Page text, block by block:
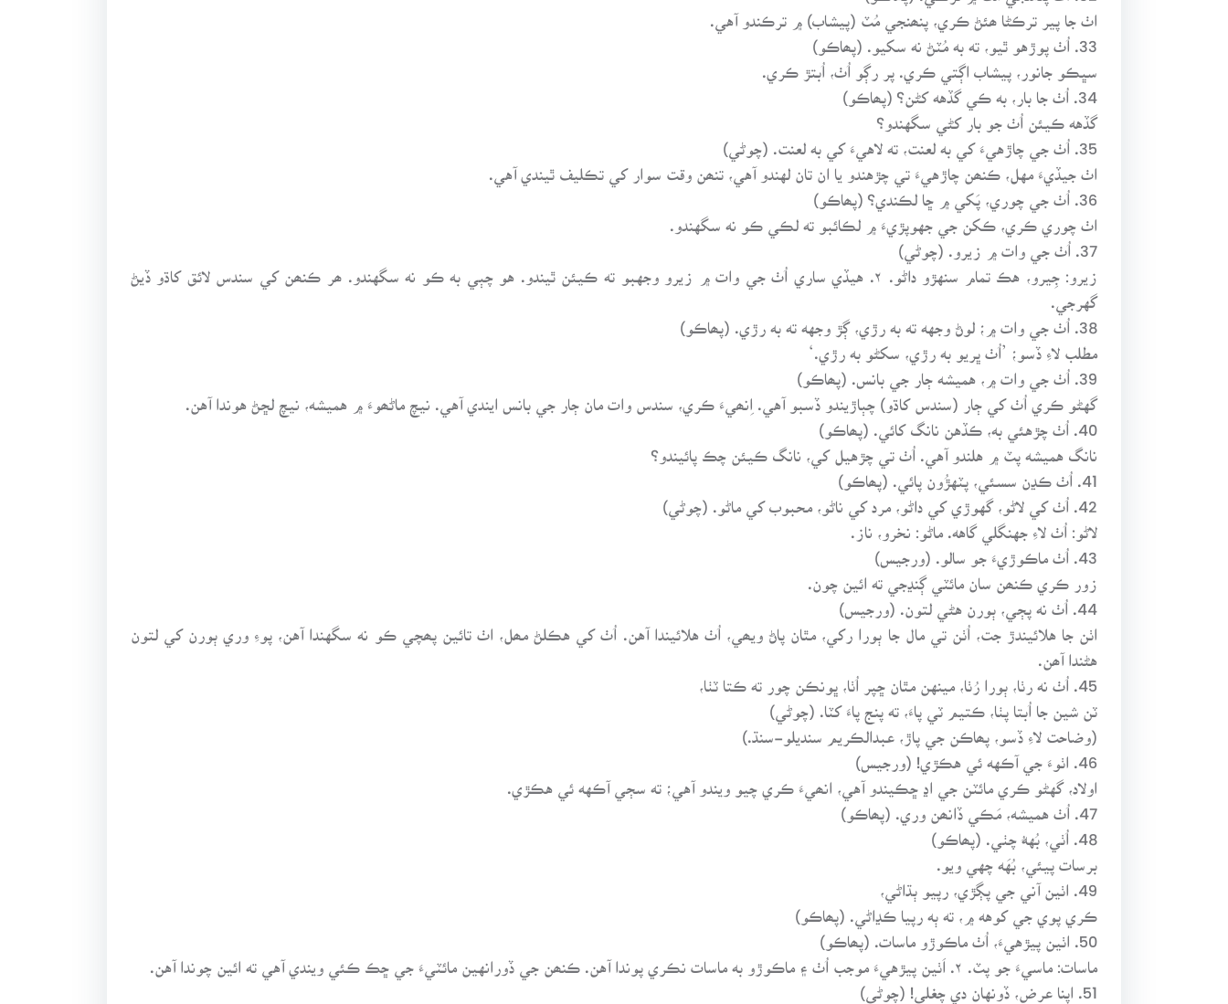
اٺ جا پير ترڪڻا ھئڻ ڪري، پنھنجي مُٽ (پيشاب) ۾ ترڪندو آهي.
33. اُٺ پوڙهو ٿيو، ته به مُٽڻ نه سکيو. (پھاڪو)
سڀڪو جانور، پيشاب اڳتي ڪري. پر رڳو اُٺ، اُبتڙ ڪري.
34. اُٺ جا بار، به ڪي گڏهه کڻن؟ (پھاڪو)
گڏهه ڪيئن اُٺ جو بار کڻي سگهندو؟
35. اُٺ جي چاڙهيءَ کي به لعنت، ته لاهيءَ کي به لعنت. (چوڻي)
اٺ جيڏيءَ مهل، ڪنھن چاڙهيءَ تي چڙهندو يا ان تان لهندو آهي، تنھن وقت سوار کي تڪليف ٿيندي آهي.
36. اُٺ جي چوري، پَکي ۾ ڇا لڪندي؟ (پھاڪو)
اٺ چوري ڪري، ڪکن جي جهوپڙيءَ ۾ لڪائبو ته لڪي ڪو نه سگهندو.
37. اُٺ جي وات ۾ زيرو. (چوڻي)
زيرو: جِيرو، هڪ تمام سنهڙو داڻو. ۲. هيڏي ساري اُٺ جي وات ۾ زيرو وجهبو ته ڪيئن ٿيندو. هو چٻي به ڪو نه سگهندو. ھر ڪنھن کي سندس لائق کاڌو ڏيڻ
گهرجي.
38. اُٺ جي وات ۾؛ لوڻ وجهه ته به رڙي، ڳڙ وجهه ته به رڙي. (پھاڪو)
مطلب لاءِ ڏسو؛ ’اُٺ ڀريو به رڙي، سکڻو به رڙي.‘
39. اُٺ جي وات ۾، هميشه ڄار جي بانس. (پھاڪو)
گهڻو ڪري اُٺ کي ڄار (سندس کاڌو) چٻاڙيندو ڏسبو آهي. اِنھيءَ ڪري، سندس وات مان ڄار جي بانس ايندي آهي. نيچ ماڻھوءَ ۾ هميشه، نيچ لڇڻ هوندا آهن.
40. اُٺ چڙهئي به، ڪڏهن نانگ کائي. (پھاڪو)
نانگ هميشه پٽ ۾ هلندو آهي. اُٺ تي چڙهيل کي، نانگ ڪيئن چڪ پائيندو؟
41. اُٺ ڪڍن سسئي، پٽهڙُون پائي. (پھاڪو)
42. اُٺ کي لاڻو، گهوڙي کي داڻو، مرد کي ناڻو، محبوب کي ماڻو. (چوڻي)
لاڻو: اُٺ لاءِ جهنگلي گاهه. ماڻو: نخرو، ناز.
43. اُٺ ماڪوڙيءَ جو سالو. (ورجيس)
زور ڪري ڪنھن سان مائٽي ڳنڍجي ته ائين چون.
44. اُٺ نه پڄي، ٻورن هڻي لتون. (ورجيس)
اٺن جا هلائيندڙ جت، اُٺن تي مال جا ٻورا رکي، مٿان پاڻ ويھي، اُٺ هلائيندا آهن. اُٺ کي هڪلڻ مھل، اٺ تائين پھچي ڪو نه سگهندا آهن، پوءِ وري ٻورن کي لتون
هڻندا آھن.
45. اُٺ نه رٺا، ٻورا رُٺا، مينهن مٿان ڇپر اُٺا، ڀونڪن چور ته ڪتا ٽٺا،
ٽن شين جا اُبتا پٺا، ڪتيم ٽي پاءَ، ته پنج پاءَ کٽا. (چوڻي)
(وضاحت لاءِ ڏسو، پھاڪن جي پاڙ، عبدالڪريم سنديلو-سنڌ.)
46. اٺوءَ جي آڪهه ئي هڪڙي! (ورجيس)
اولاد، گهڻو ڪري مائٽن جي اڍ ڇڪيندو آهي، انھيءَ ڪري چيو ويندو آهي؛ ته سڄي آڪهه ئي هڪڙي.
47. اُٺ هميشه، مَڪي ڏانھن وري. (پھاڪو)
48. اُٺي، بُههُ چٺي. (پھاڪو)
برسات پيئي، بُهَه چهي ويو.
49. اٺين آني جي پڳڙي، رپيو ٻڌاڻي،
ڪري پوي جي کوهه ۾، ته ٻه رپيا ڪڍاڻي. (پھاڪو)
50. اٺين پيڙهيءَ، اُٺ ماڪوڙو ماسات. (پھاڪو)
ماسات: ماسيءَ جو پٽ. ۲. اَٺين پيڙهيءَ موجب اُٺ ۽ ماڪوڙو به ماسات نڪري پوندا آهن. ڪنھن جي ڏورانهين مائٽيءَ جي ڇڪ ڪئي ويندي آهي ته ائين چوندا آهن.
51. اپنا عرض، ڏونهان دي چغلي! (چوڻي)